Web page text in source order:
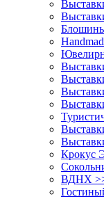
Крокус
ВДНХ